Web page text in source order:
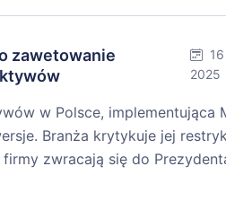
zawetowanie
2025
w Polsce, implementująca
Branża krytykuje jej
zwracają się do